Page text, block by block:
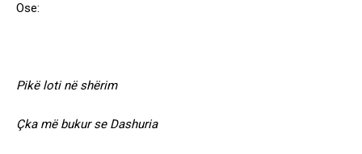
Ose:
Pikë loti në shërim
Çka më bukur se Dashuria